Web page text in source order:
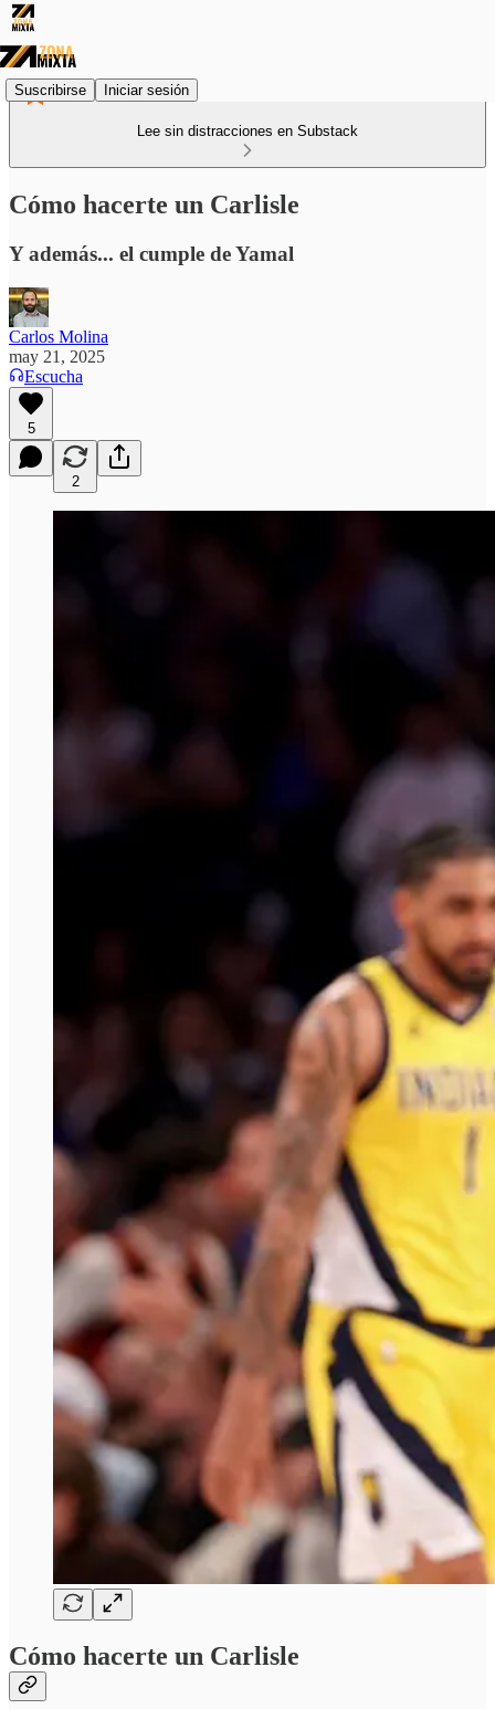
Suscribirse Iniciar sesión
Lee sin distracciones en Substack
Cómo hacerte un Carlisle
Y además... el cumple de Yamal
Carlos Molina
may 21, 2025
Escucha
5
2
Cómo hacerte un Carlisle